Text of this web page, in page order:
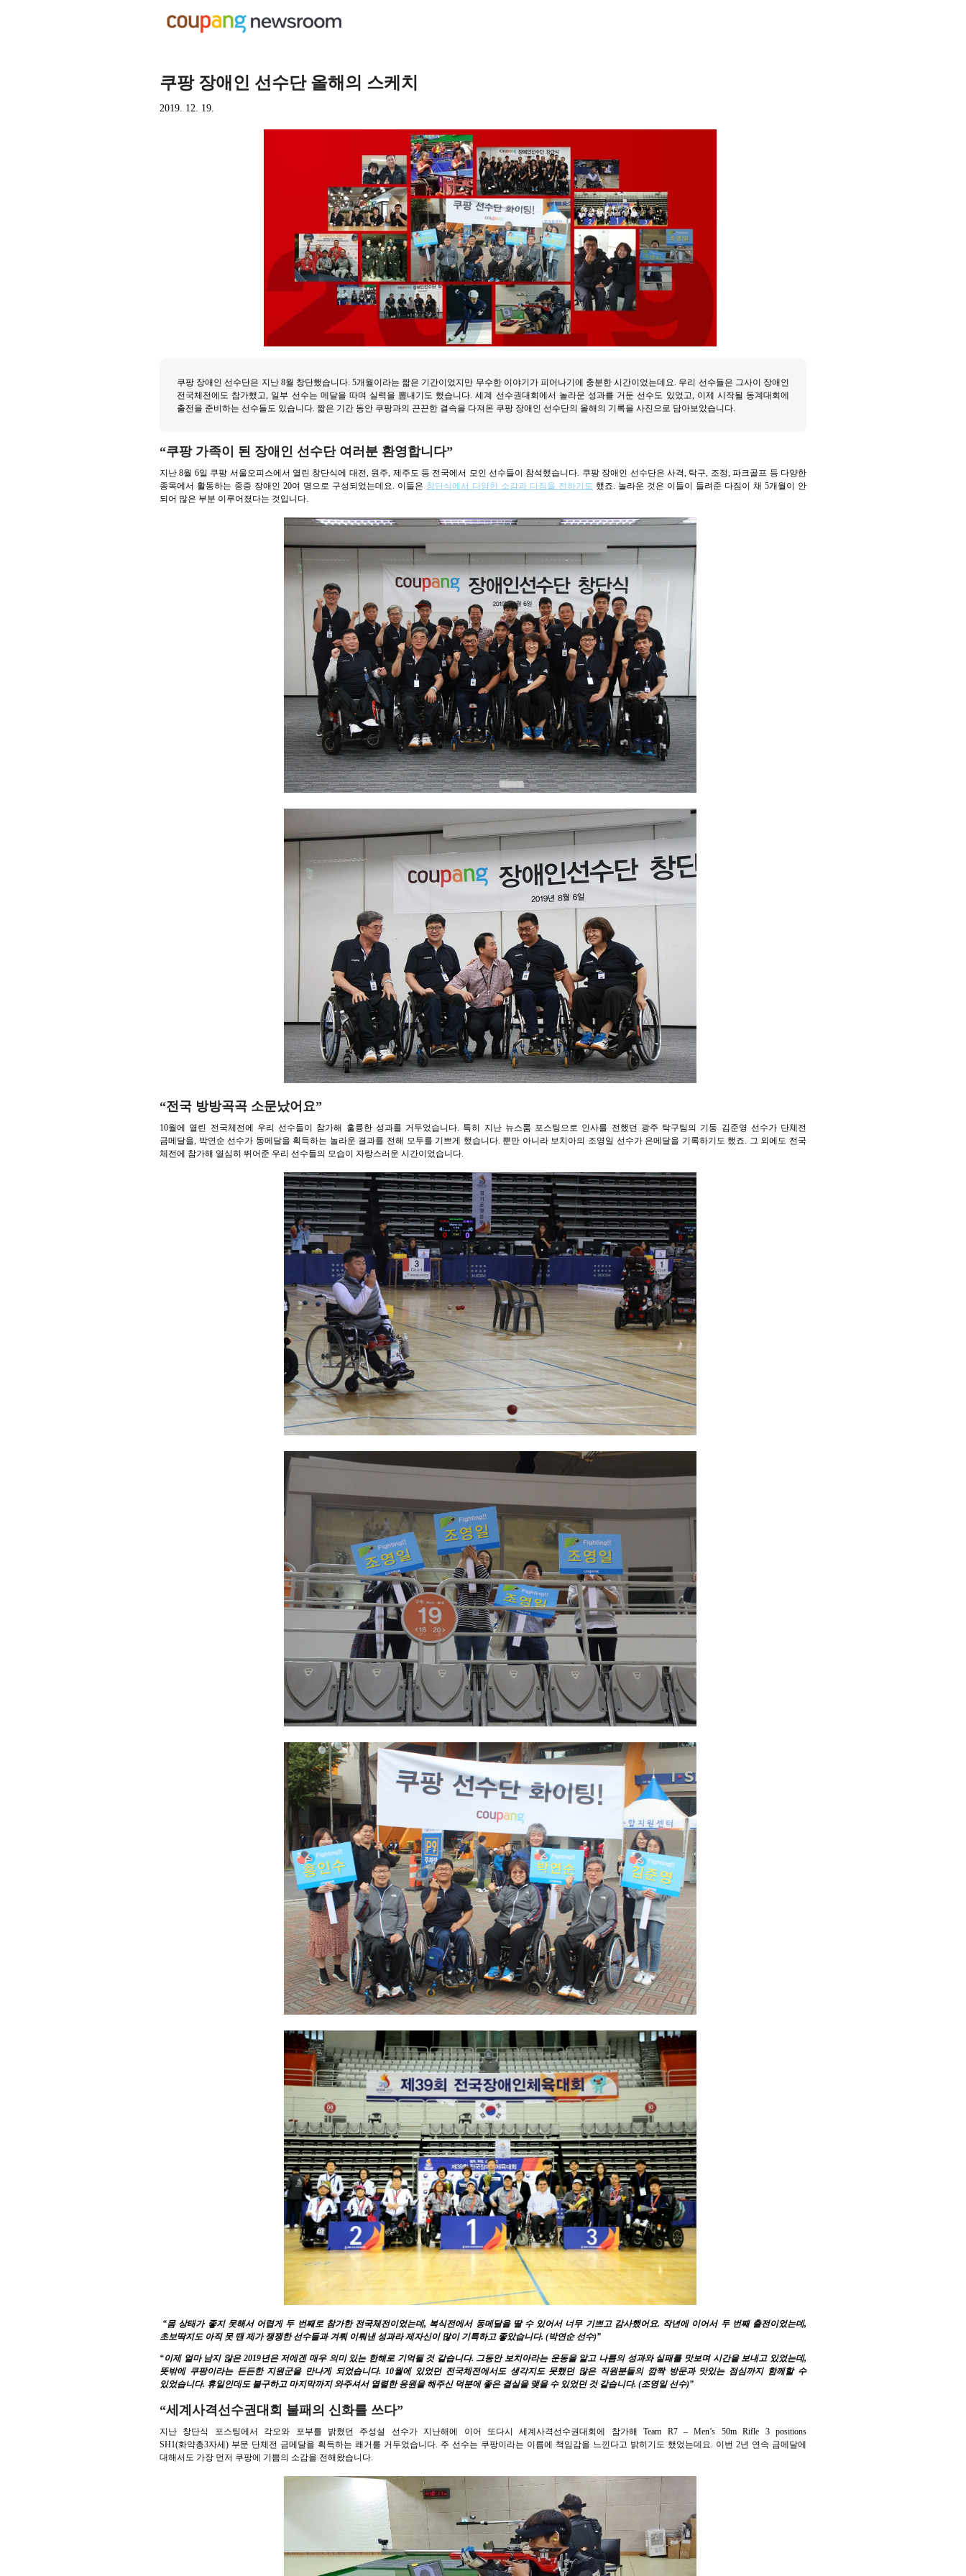
쿠팡 장애인 선수단 올해의 스케치
2019. 12. 19.
쿠팡 장애인 선수단은 지난 8월 창단했습니다. 5개월이라는 짧은 기간이었지만 무수한 이야기가 피어나기에 충분한 시간이었는데요. 우리 선수들은 그사이 장애인
전국체전에도 참가했고, 일부 선수는 메달을 따며 실력을 뽐내기도 했습니다. 세계 선수권대회에서 놀라운 성과를 거둔 선수도 있었고, 이제 시작될 동계대회에
출전을 준비하는 선수들도 있습니다. 짧은 기간 동안 쿠팡과의 끈끈한 결속을 다져온 쿠팡 장애인 선수단의 올해의 기록을 사진으로 담아보았습니다.
“쿠팡 가족이 된 장애인 선수단 여러분 환영합니다”
지난 8월 6일 쿠팡 서울오피스에서 열린 창단식에 대전, 원주, 제주도 등 전국에서 모인 선수들이 참석했습니다. 쿠팡 장애인 선수단은 사격, 탁구, 조정, 파크골프 등 다양한
종목에서 활동하는 중증 장애인 20여 명으로 구성되었는데요. 이들은 창단식에서 다양한 소감과 다짐을 전하기도 했죠. 놀라운 것은 이들이 들려준 다짐이 채 5개월이 안
되어 많은 부분 이루어졌다는 것입니다.
“전국 방방곡곡 소문났어요”
10월에 열린 전국체전에 우리 선수들이 참가해 훌륭한 성과를 거두었습니다. 특히 지난 뉴스룸 포스팅으로 인사를 전했던 광주 탁구팀의 기둥 김준영 선수가 단체전
금메달을, 박연순 선수가 동메달을 획득하는 놀라운 결과를 전해 모두를 기쁘게 했습니다. 뿐만 아니라 보치아의 조영일 선수가 은메달을 기록하기도 했죠. 그 외에도 전국
체전에 참가해 열심히 뛰어준 우리 선수들의 모습이 자랑스러운 시간이었습니다.
“몸 상태가 좋지 못해서 어렵게 두 번째로 참가한 전국체전이었는데, 복식전에서 동메달을 딸 수 있어서 너무 기쁘고 감사했어요. 작년에 이어서 두 번째 출전이었는데,
초보딱지도 아직 못 땐 제가 쟁쟁한 선수들과 겨뤄 이뤄낸 성과라 제자신이 많이 기특하고 좋았습니다. (박연순 선수)”
“이제 얼마 남지 않은 2019년은 저에겐 매우 의미 있는 한해로 기억될 것 같습니다. 그동안 보치아라는 운동을 알고 나름의 성과와 실패를 맛보며 시간을 보내고 있었는데,
뜻밖에 쿠팡이라는 든든한 지원군을 만나게 되었습니다. 10월에 있었던 전국체전에서도 생각지도 못했던 많은 직원분들의 깜짝 방문과 맛있는 점심까지 함께할 수
있었습니다. 휴일인데도 불구하고 마지막까지 와주셔서 열렬한 응원을 해주신 덕분에 좋은 결실을 맺을 수 있었던 것 같습니다. (조영일 선수)”
“세계사격선수권대회 불패의 신화를 쓰다”
지난 창단식 포스팅에서 각오와 포부를 밝혔던 주성설 선수가 지난해에 이어 또다시 세계사격선수권대회에 참가해 Team R7 – Men’s 50m Rifle 3 positions
SH1(화약총3자세) 부문 단체전 금메달을 획득하는 쾌거를 거두었습니다. 주 선수는 쿠팡이라는 이름에 책임감을 느낀다고 밝히기도 했었는데요. 이번 2년 연속 금메달에
대해서도 가장 먼저 쿠팡에 기쁨의 소감을 전해왔습니다.